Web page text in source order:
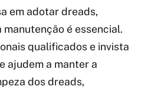
em adotar dreads,
manutenção é essencial.
qualificados e invista
ajudem a manter a
dos dreads,